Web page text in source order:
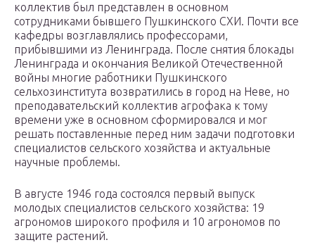
коллектив был представлен в основном
сотрудниками бывшего Пушкинского СХИ. Почти все
кафедры возглавлялись профессорами,
прибывшими из Ленинграда. После снятия блокады
Ленинграда и окончания Великой Отечественной
войны многие работники Пушкинского
сельхозинститута возвратились в город на Неве, но
преподавательский коллектив агрофака к тому
времени уже в основном сформировался и мог
решать поставленные перед ним задачи подготовки
специалистов сельского хозяйства и актуальные
научные проблемы.
В августе 1946 года состоялся первый выпуск
молодых специалистов сельского хозяйства: 19
агрономов широкого профиля и 10 агрономов по
защите растений.